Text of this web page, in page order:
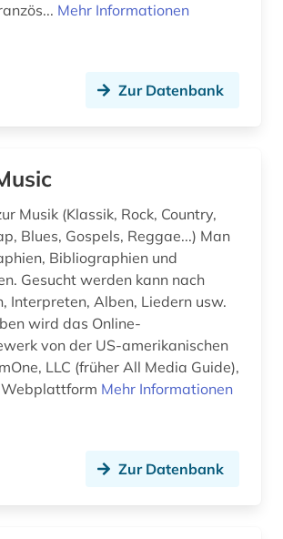
fid musikwissenschaft (13)
(1)
finanzwissenschaft (1)
(1)
finnlandschwedisch (1)
flugblattlied (1)
flötenmusik (1)
Mehr Informationen
Zur Datenbank
Musik (Klassik, Rock, Country,
Blues, Gospels, Reggae...) Man
Bibliographien und
Gesucht werden kann nach
Interpreten, Alben, Liedern usw.
wird das Online-
von der US-amerikanischen
LLC (früher All Media Guide),
Mehr Informationen
Zur Datenbank